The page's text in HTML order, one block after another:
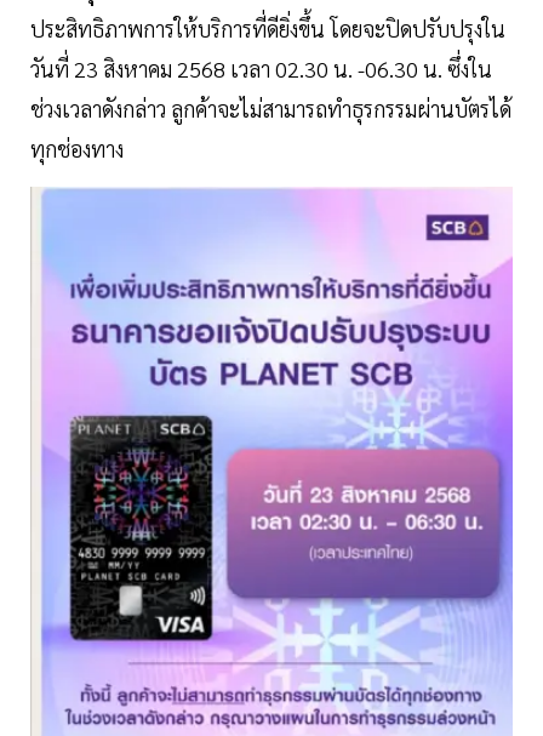
ประสิทธิภาพการให้บริการที่ดียิ่งขึ้น โดยจะปิดปรับปรุงใน
วันที่ 23 สิงหาคม 2568 เวลา 02.30 น. -06.30 น. ซึ่งใน
ช่วงเวลาดังกล่าว ลูกค้าจะไม่สามารถทำธุรกรรมผ่านบัตรได้
ทุกช่องทาง